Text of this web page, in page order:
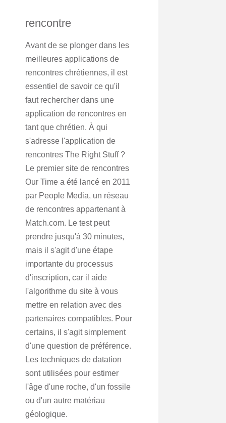
rencontre
Avant de se plonger dans les
meilleures applications de
rencontres chrétiennes, il est
essentiel de savoir ce qu'il
faut rechercher dans une
application de rencontres en
tant que chrétien. À qui
s'adresse l'application de
rencontres The Right Stuff ?
Le premier site de rencontres
Our Time a été lancé en 2011
par People Media, un réseau
de rencontres appartenant à
Match.com. Le test peut
prendre jusqu'à 30 minutes,
mais il s'agit d'une étape
importante du processus
d'inscription, car il aide
l'algorithme du site à vous
mettre en relation avec des
partenaires compatibles. Pour
certains, il s'agit simplement
d'une question de préférence.
Les techniques de datation
sont utilisées pour estimer
l'âge d'une roche, d'un fossile
ou d'un autre matériau
géologique.